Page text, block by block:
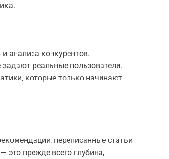
анализа конкурентов.
реальные пользователи.
которые только начинают
переписанные статьи
это прежде всего глубина,